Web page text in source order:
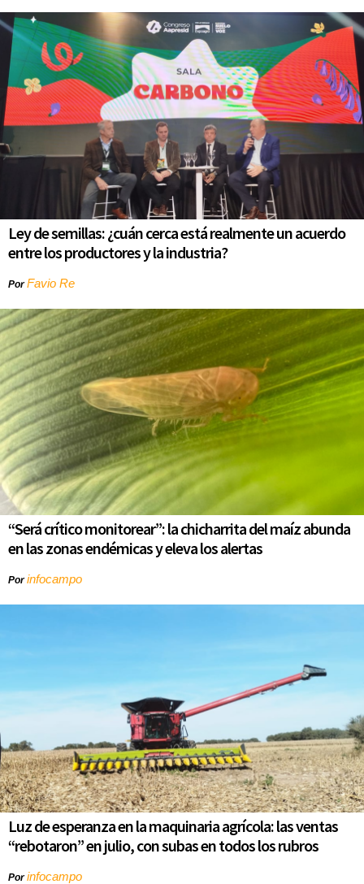
Ley de semillas: ¿cuán cerca está realmente un acuerdo
entre los productores y la industria?
PorFavio Re
“Será crítico monitorear”: la chicharrita del maíz abunda
en las zonas endémicas y eleva los alertas
Porinfocampo
Luz de esperanza en la maquinaria agrícola: las ventas
“rebotaron” en julio, con subas en todos los rubros
Porinfocampo